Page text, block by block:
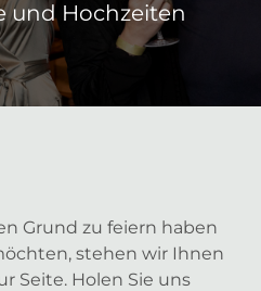
und Hochzeiten
Grund zu feiern haben
stehen wir Ihnen
Seite. Holen Sie uns